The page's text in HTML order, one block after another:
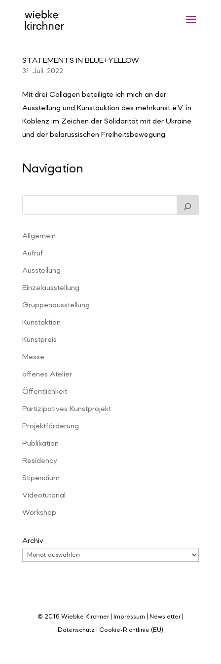
STATEMENTS IN BLUE+YELLOW
31. Juli. 2022
Mit drei Collagen beteiligte ich mich an der
Ausstellung und Kunstauktion des mehrkunst e.V. in
Koblenz im Zeichen der Solidarität mit der Ukraine
und der belarussischen Freiheitsbewegung.
Navigation
Allgemein
Aufruf
Ausstellung
Einzelausstellung
Gruppenausstellung
Kunstaktion
Kunstpreis
Messe
offenes Atelier
Öffentlichkeit
Partizipatives Kunstprojekt
Projektförderung
Publikation
Residency
Stipendium
Videotutorial
Workshop
Archiv
© 2016 Wiebke Kirchner | Impressum Newsletter|
Datenschutz Cookie-Richtlinie (EU)